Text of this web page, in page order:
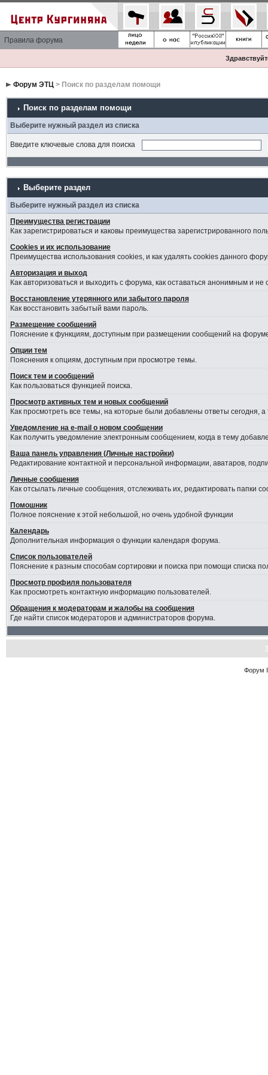
Правила форума
Форум ЭТЦ> Поиск по разделам помощи
Поиск по разделам помощи
Выберите нужный раздел из списка
Введите ключевые слова для поиска
Выберите раздел
Выберите нужный раздел из списка
Преимущества регистрации
Как зарегистрироваться и каковы преимущества зарегистрированного
Cookies и их использование
Преимущества использования cookies, и как удалять cookies данного
Авторизация и выход
Как авторизоваться и выходить с форума, как оставаться анонимным и
Восстановление утерянного или забытого пароля
Как восстановить забытый вами пароль.
Размещение сообщений
Пояснение к функциям, доступным при размещении сообщений на
Опции тем
Пояснения к опциям, доступным при просмотре темы.
Поиск тем и сообщений
Как пользоваться функцией поиска.
Просмотр активных тем и новых сообщений
Как просмотреть все темы, на которые были добавлены ответы сегодня,
Уведомление на е-mail о новом сообщении
Как получить уведомление электронным сообщением, когда в тему
Ваша панель управления (Личные настройки)
Редактирование контактной и персональной информации, аватаров,
Личные сообщения
Как отсылать личные сообщения, отслеживать их, редактировать папки
Помошник
Полное пояснение к этой небольшой, но очень удобной функции
Календарь
Дополнительная информация о функции календаря форума.
Список пользователей
Пояснение к разным способам сортировки и поиска при помощи списка
Просмотр профиля пользователя
Как просмотреть контактную информацию пользователей.
Обращения к модераторам и жалобы на сообщения
Где найти список модераторов и администраторов форума.
Форум